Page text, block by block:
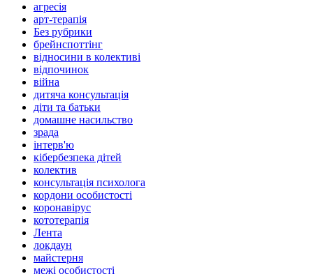
агресія
арт-терапія
Без рубрики
брейнспоттінг
відносини в колективі
відпочинок
війна
дитяча консультація
діти та батьки
домашне насильство
зрада
інтерв'ю
кібербезпека дітей
колектив
консультація психолога
кордони особистості
коронавірус
кототерапія
Лента
локдаун
майстерня
межі особистості